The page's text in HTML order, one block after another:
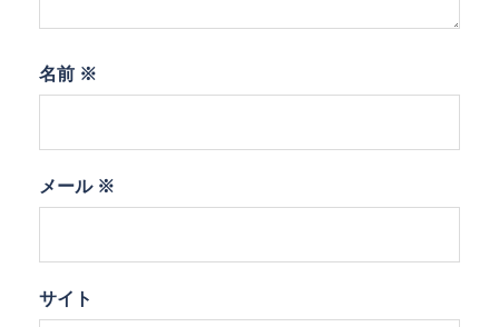
名前 ※
メール ※
サイト